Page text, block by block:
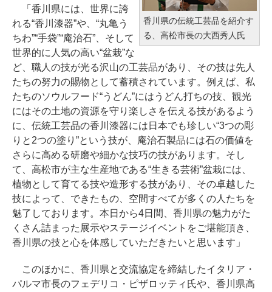
香川県の伝統工芸品を紹介す
る、高松市長の大西秀人氏
「香川県には、世界に誇
れる“香川漆器”や、“丸亀う
ちわ”“手袋”“庵治石”、そして
世界的に人気の高い“盆栽”な
ど、職人の技が光る沢山の工芸品があり、その技は先人
たちの努力の賜物として蓄積されています。例えば、私
たちのソウルフード“うどん”にはうどん打ちの技、観光
にはその土地の資源を守り楽しさを伝える技があるよう
に、伝統工芸品の香川漆器には日本でも珍しい“3つの彫
りと2つの塗り”という技が、庵治石製品には石の価値を
さらに高める研磨や細かな技巧の技があります。そし
て、高松市が主な生産地である“生きる芸術”盆栽には、
植物として育てる技や造形する技があり、その卓越した
技によって、できたもの、空間すべてが多くの人たちを
魅了しております。本日から4日間、香川県の魅力がた
くさん詰まった展示やステージイベントをご堪能頂き、
香川県の技と心を体感していただきたいと思います」
このほかに、香川県と交流協定を締結したイタリア・
パルマ市長のフェデリコ・ピザロッティ氏や、香川県高